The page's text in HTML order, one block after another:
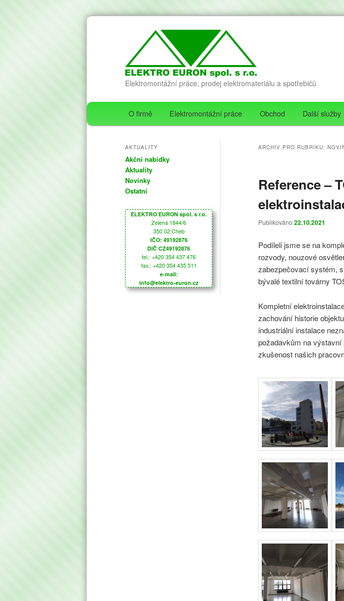
Elektromontážní práce, prodej elektromateriálu a spotřebičů
Hledat
Hlavní navigační menu
Přejít k hlavnímu obsahu webu
Přejít k obsahu postranního panelu
O firmě Elektromontážní práce Obchod Další služby
ARCHIV PRO RUBRIKU:
Reference –
Publikováno 22.10.2021
Podíleli jsme se na
rozvody, nouzové
zabezpečovací systém,
bývalé textilní továrny
Kompletní
zachování historie
industriální instalace
požadavkům na výstavní
zkušenost našich
AKTUALITY
Akční nabídky
Aktuality
Novinky
Ostatní
ELEKTRO EURON spol. s r.o.
Zelená 1844/6
350 02 Cheb
IČO: 49192876
DIČ CZ49192876
tel.: +420 354 437 476
fax.: +420 354 435 511
e-mail:
info@elektro-euron.cz